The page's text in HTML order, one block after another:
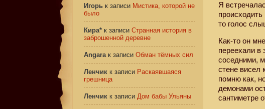
Я
то голос
Как-то он
переехали в
соседними,
стене висел
помню как,
демонами
сантиметре
Игорь к записи Мистика, которой не
было
Кира* к записи Странная история в
заброшенной деревне
Angaraк записи Обман тёмных сил
Ленчик к записи Раскаявшаяся
грешница
Ленчик к записи Дом бабы Ульяны